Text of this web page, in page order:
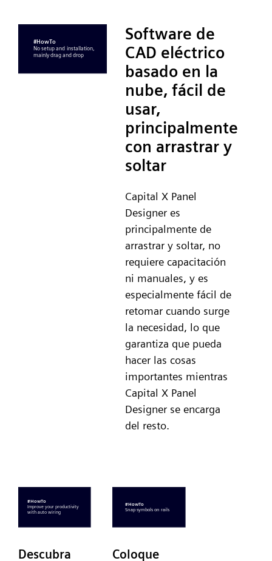
Software de
CAD eléctrico
basado en la
nube, fácil de
usar,
principalmente
con arrastrar y
soltar
Capital X Panel
Designer es
principalmente de
arrastrar y soltar, no
requiere capacitación
ni manuales, y es
especialmente fácil de
retomar cuando surge
la necesidad, lo que
garantiza que pueda
hacer las cosas
importantes mientras
Capital X Panel
Designer se encarga
del resto.
Descubra Coloque